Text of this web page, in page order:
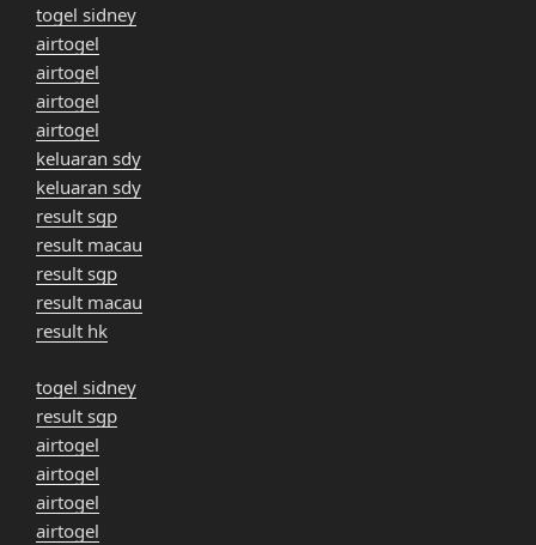
togel sidney
airtogel
airtogel
airtogel
airtogel
keluaran sdy
keluaran sdy
result sgp
result macau
result sgp
result macau
result hk
togel sidney
result sgp
airtogel
airtogel
airtogel
airtogel